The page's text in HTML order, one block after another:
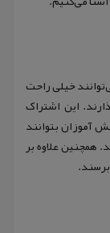
خیلی راحت
این اشتراک
آموزان بتوانند
علاوه بر